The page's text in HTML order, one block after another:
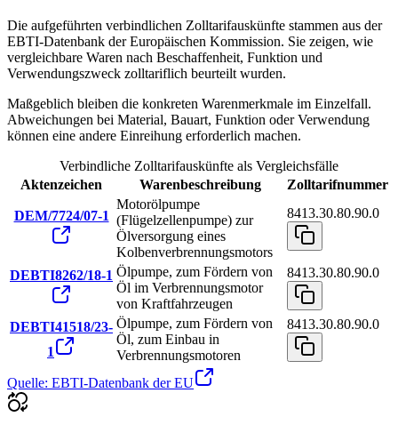
Die aufgeführten verbindlichen Zolltarifauskünfte stammen aus der
EBTI-Datenbank der Europäischen Kommission. Sie zeigen, wie
vergleichbare Waren nach Beschaffenheit, Funktion und
Verwendungszweck zolltariflich beurteilt wurden.
Maßgeblich bleiben die konkreten Warenmerkmale im Einzelfall.
Abweichungen bei Material, Bauart, Funktion oder Verwendung
können eine andere Einreihung erforderlich machen.
Verbindliche Zolltarifauskünfte als Vergleichsfälle
Aktenzeichen
Warenbeschreibung Zolltarifnummer
DEM/7724/07-1
Motorölpumpe
(Flügelzellenpumpe) zur
Ölversorgung eines
Kolbenverbrennungsmotors
8413.30.80.90.0
DEBTI8262/18-1 Ölpumpe, zum Fördern von
Öl im Verbrennungsmotor
von Kraftfahrzeugen
8413.30.80.90.0
DEBTI41518/23-
1
Ölpumpe, zum Fördern von
Öl, zum Einbau in
Verbrennungsmotoren
8413.30.80.90.0
Quelle: EBTI-Datenbank der EU